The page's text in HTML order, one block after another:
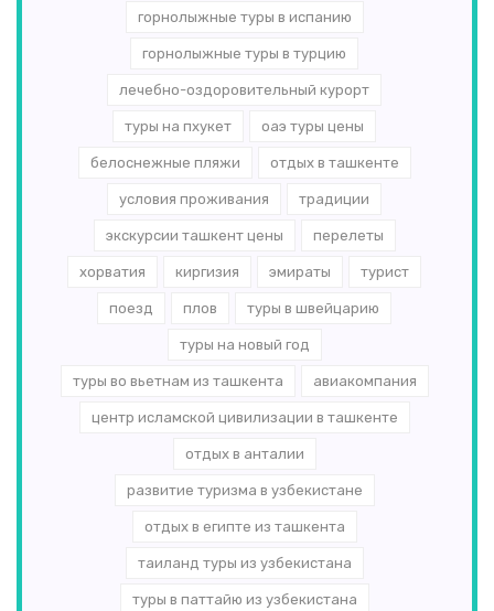
горнолыжные туры в испанию
горнолыжные туры в турцию
лечебно-оздоровительный курорт
туры на пхукет оаэ туры цены
белоснежные пляжи отдых в ташкенте
условия проживания традиции
экскурсии ташкент цены перелеты
хорватия киргизия эмираты турист
поезд плов туры в швейцарию
туры на новый год
туры во вьетнам из ташкента авиакомпания
центр исламской цивилизации в ташкенте
отдых в анталии
развитие туризма в узбекистане
отдых в египте из ташкента
таиланд туры из узбекистана
туры в паттайю из узбекистана